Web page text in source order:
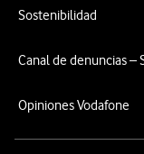
Sostenibilidad
Canal de denuncias –
Opiniones Vodafone